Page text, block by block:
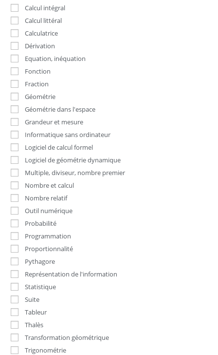
Calcul intégral
Calcul littéral
Calculatrice
Dérivation
Equation, inéquation
Fonction
Fraction
Géométrie
Géométrie dans l'espace
Grandeur et mesure
Informatique sans ordinateur
Logiciel de calcul formel
Logiciel de géométrie dynamique
Multiple, diviseur, nombre premier
Nombre et calcul
Nombre relatif
Outil numérique
Probabilité
Programmation
Proportionnalité
Pythagore
Représentation de l'information
Statistique
Suite
Tableur
Thalès
Transformation géométrique
Trigonométrie